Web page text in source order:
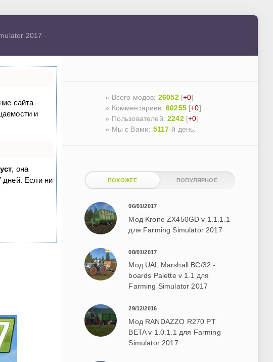
2017
сайта –
и
, она
дней. Если ни
» Всего модов: 26052[+0]
» Комментариев: 60255[+0]
» Пользователей:2242[+0]
» Мы с Вами: 5117-й день.
ПОХОЖЕЕ ПОПУЛЯРНОЕ
06/01/2017
Мод Krone ZX450GD v 1.1.1.1
для Farming Simulator 2017
08/01/2017
Мод UAL Marshall BC/32 -
boards Palette v 1.1 для
Farming Simulator 2017
29/12/2016
Мод RANDAZZO R270 PT
BETA v 1.0.1.1 для Farming
Simulator 2017